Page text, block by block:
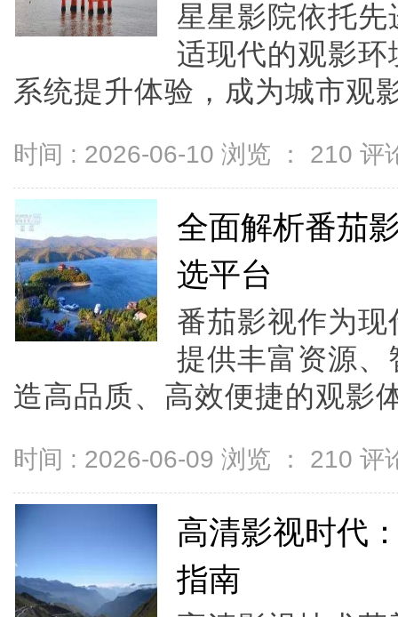
星星影院依托
适现代的观影
系统提升体验，成为城市观
时间 : 2026-06-10 浏览 ： 210 评
全面解析番茄
选平台
番茄影视作为
提供丰富资源
造高品质、高效便捷的观影
时间 : 2026-06-09 浏览 ： 210 评
高清影视时代
指南